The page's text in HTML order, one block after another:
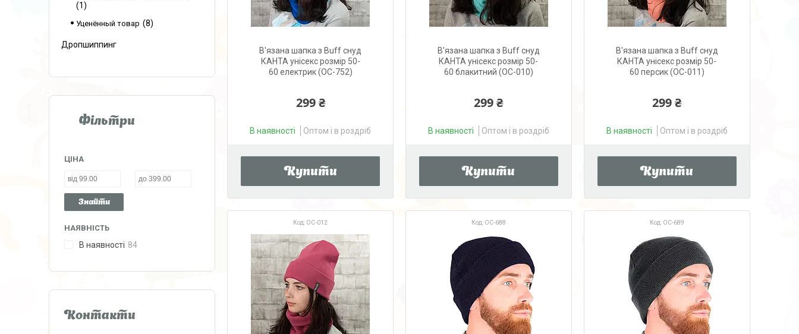
В'язана шапка з Buff снуд
КАНТА унісекс розмір 50-
60 електрик (OC-752)
299 ₴
В наявності Оптом і в роздріб
Купити
В'язана шапка з Buff снуд
КАНТА унісекс розмір 50-
60 блакитний (OC-010)
299 ₴
В наявності Оптом і в роздріб
Купити
В'язана шапка з Buff снуд
КАНТА унісекс розмір 50-
60 персик (OC-011)
299 ₴
В наявності Оптом і в роздріб
Купити
OC-012 OC-688 OC-689
1
Уценённый товар 8
Дропшиппинг
Фільтри
ЦІНА
Знайти
НАЯВНІСТЬ
В наявності 84
Контакти